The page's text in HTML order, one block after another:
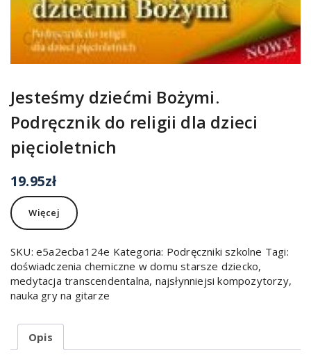
Jesteśmy dziećmi Bożymi.
Podręcznik do religii dla dzieci
pięcioletnich
19.95zł
Więcej
SKU: e5a2ecba124e Kategoria: Podręczniki szkolne Tagi:
doświadczenia chemiczne w domu starsze dziecko,
medytacja transcendentalna, najsłynniejsi kompozytorzy,
nauka gry na gitarze
Opis